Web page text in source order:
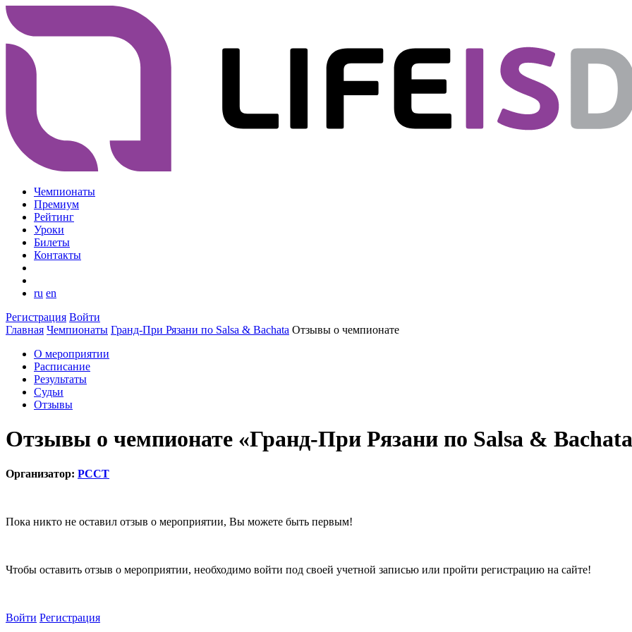
Чемпионаты
Премиум
Рейтинг
Уроки
Билеты
Контакты
ru en
Регистрация Войти
Главная Чемпионаты Гранд-При Рязани по Salsa & Bachata Отзывы о чемпионате
О мероприятии
Расписание
Результаты
Судьи
Отзывы
Отзывы о чемпионате «Гранд-При Рязани по Salsa &
Организатор: РССТ
Пока никто не оставил отзыв о мероприятии, Вы можете быть первым!
Чтобы оставить отзыв о мероприятии, необходимо войти под своей учетной записью или пройти регистрацию на сайте!
Войти Регистрация